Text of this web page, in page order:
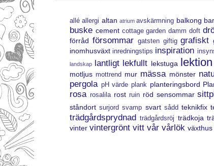
allé allergi altan atrium avskärmning balkong
buske cement cottage garden damm doft
förråd försommar gatsten giftig grafiskt
inomhusväxt inredningstips inspiration
landskap lantligt lekfullt lekstuga lektion
motljus mottrend mur mässa mönster
pergola pH värde plank planteringsbord
rosa rosalila rost ruin röd sensommar
ståndort surjord svamp svart sådd teknikfix
trädgårdsprydnad trädgårdsröj trädkoja
vinter vintergrönt vitt vår vårlök växthus